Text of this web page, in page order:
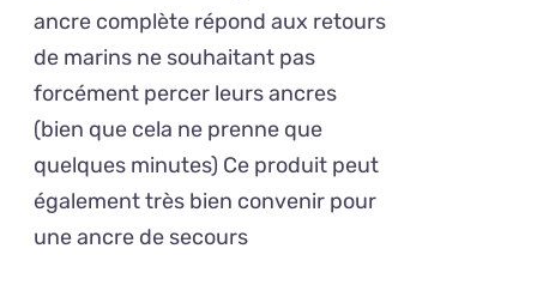
PRODUIT
ancre complète répond aux retours
de marins ne souhaitant pas
forcément percer leurs ancres
(bien que cela ne prenne que
quelques minutes) Ce produit peut
également très bien convenir pour
une ancre de secours